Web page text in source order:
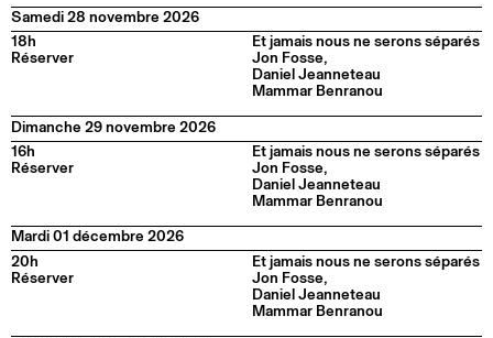
Samedi 28 novembre 2026
18h
Réserver
Et jamais nous ne serons séparés
Jon Fosse,
Daniel Jeanneteau
Mammar Benranou
Dimanche 29 novembre 2026
16h
Réserver
Et jamais nous ne serons séparés
Jon Fosse,
Daniel Jeanneteau
Mammar Benranou
Mardi 01 décembre 2026
20h
Réserver
Et jamais nous ne serons séparés
Jon Fosse,
Daniel Jeanneteau
Mammar Benranou